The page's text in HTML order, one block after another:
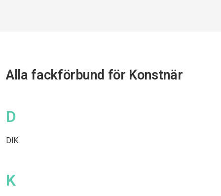
Alla fackförbund för Konstnär
D
DIK
K